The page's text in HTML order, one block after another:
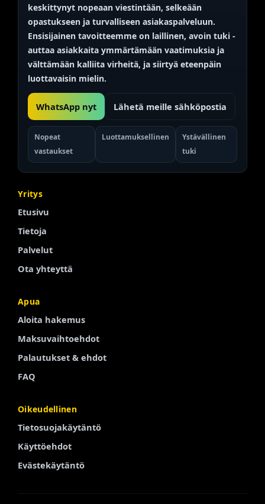
keskittynyt nopeaan viestintään, selkeään
opastukseen ja turvalliseen asiakaspalveluun.
Ensisijainen tavoitteemme on laillinen, avoin tuki -
auttaa asiakkaita ymmärtämään vaatimuksia ja
välttämään kalliita virheitä, ja siirtyä eteenpäin
luottavaisin mielin.
WhatsApp nyt Lähetä meille sähköpostia
Nopeat
vastaukset
Luottamuksellinen
Ystävällinen
tuki
Yritys
Etusivu
Tietoja
Palvelut
Ota yhteyttä
Apua
Aloita hakemus
Maksuvaihtoehdot
Palautukset & ehdot
FAQ
Oikeudellinen
Tietosuojakäytäntö
Käyttöehdot
Evästekäytäntö